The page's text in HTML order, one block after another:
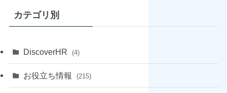
カテゴリ別
DiscoverHR (4)
お役立ち情報 (215)